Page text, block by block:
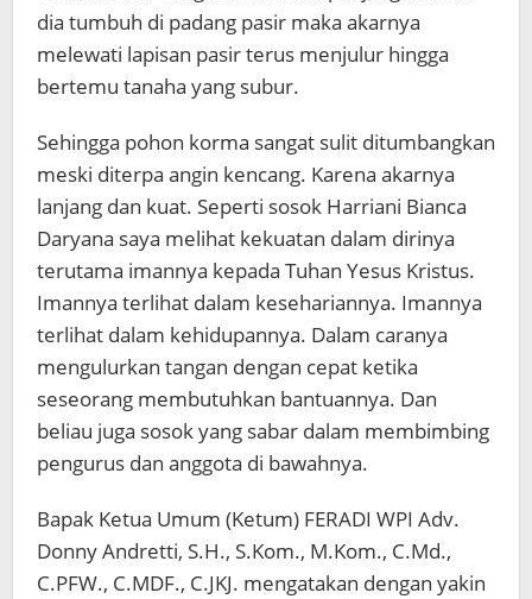
dia tumbuh di padang pasir maka akarnya
melewati lapisan pasir terus menjulur hingga
bertemu tanaha yang subur.
Sehingga pohon korma sangat sulit ditumbangkan
meski diterpa angin kencang. Karena akarnya
lanjang dan kuat. Seperti sosok Harriani Bianca
Daryana saya melihat kekuatan dalam dirinya
terutama imannya kepada Tuhan Yesus Kristus.
Imannya terlihat dalam kesehariannya. Imannya
terlihat dalam kehidupannya. Dalam caranya
mengulurkan tangan dengan cepat ketika
seseorang membutuhkan bantuannya. Dan
beliau juga sosok yang sabar dalam membimbing
pengurus dan anggota di bawahnya.
Bapak Ketua Umum (Ketum) FERADI WPI Adv.
Donny Andretti, S.H., S.Kom., M.Kom., C.Md.,
C.PFW., C.MDF., C.JKJ. mengatakan dengan yakin